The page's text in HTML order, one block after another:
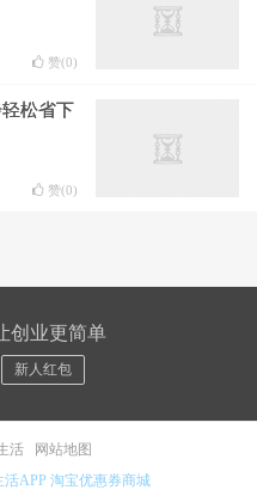
赞(0)
松省下
赞(0)
创业更简单
新人红包
活
网站地图
活APP 淘宝优惠券商城